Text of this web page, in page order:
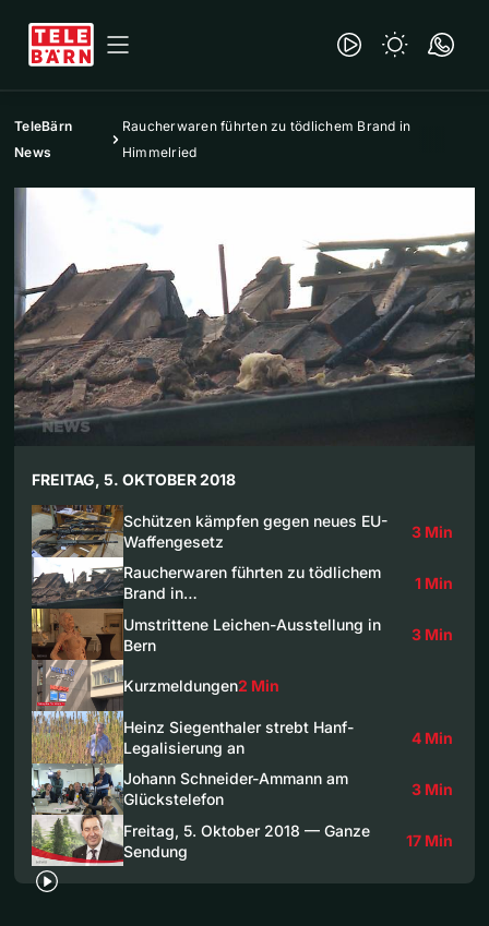
TeleBärn
News
Raucherwaren führten zu tödlichem Brand in
Himmelried
FREITAG, 5. OKTOBER 2018
Schützen kämpfen gegen neues EU-
Waffengesetz
3 Min
Raucherwaren führten zu tödlichem
Brand in…
1 Min
Umstrittene Leichen-Ausstellung in
Bern
3 Min
Kurzmeldungen2 Min
Heinz Siegenthaler strebt Hanf-
Legalisierung an
4 Min
Johann Schneider-Ammann am
Glückstelefon
3 Min
Freitag, 5. Oktober 2018 — Ganze
Sendung
17 Min